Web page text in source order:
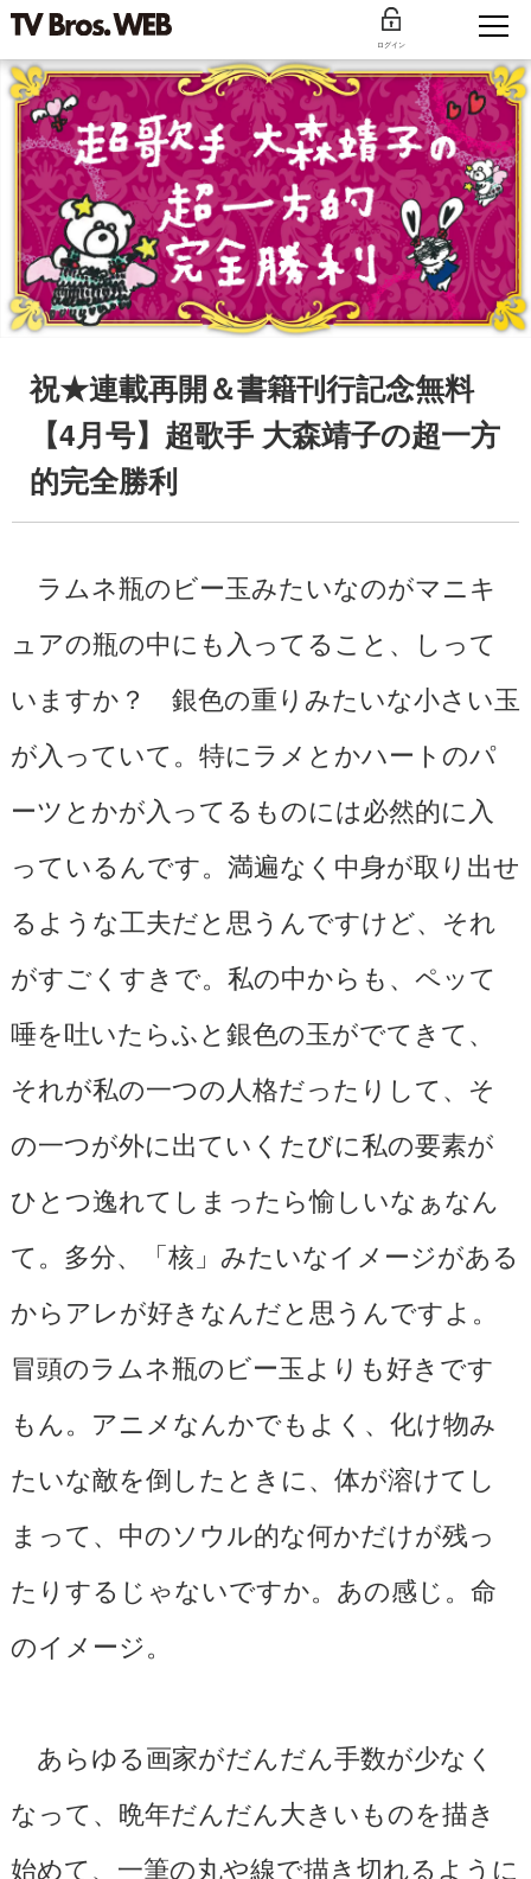
ログイン
祝★連載再開＆書籍刊行記念無料
【4月号】超歌手 大森靖子の超一方
的完全勝利
ラムネ瓶のビー玉みたいなのがマニキ
ュアの瓶の中にも入ってること、しって
いますか？ 銀色の重りみたいな小さい玉
が入っていて。特にラメとかハートのパ
ーツとかが入ってるものには必然的に入
っているんです。満遍なく中身が取り出せ
るような工夫だと思うんですけど、それ
がすごくすきで。私の中からも、ペッて
唾を吐いたらふと銀色の玉がでてきて、
それが私の一つの人格だったりして、そ
の一つが外に出ていくたびに私の要素が
ひとつ逸れてしまったら愉しいなぁなん
て。多分、「核」みたいなイメージがある
からアレが好きなんだと思うんですよ。
冒頭のラムネ瓶のビー玉よりも好きです
もん。アニメなんかでもよく、化け物み
たいな敵を倒したときに、体が溶けてし
まって、中のソウル的な何かだけが残っ
たりするじゃないですか。あの感じ。命
のイメージ。
あらゆる画家がだんだん手数が少なく
なって、晩年だんだん大きいものを描き
始めて、一筆の丸や線で描き切れるように